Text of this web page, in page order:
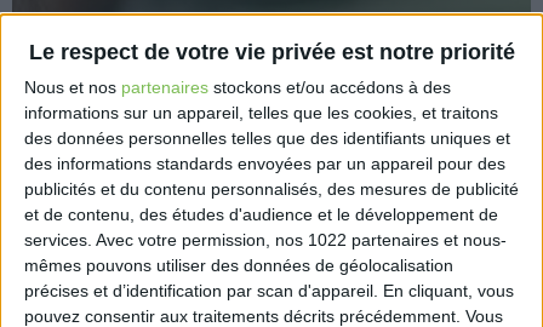
Le respect de votre vie privée est notre priorité
Nous et nos partenaires stockons et/ou accédons à des
informations sur un appareil, telles que les cookies, et traitons
des données personnelles telles que des identifiants uniques et
des informations standards envoyées par un appareil pour des
publicités et du contenu personnalisés, des mesures de publicité
et de contenu, des études d'audience et le développement de
services. Avec votre permission, nos 1022 partenaires et nous-
mêmes pouvons utiliser des données de géolocalisation
précises et d’identification par scan d'appareil. En cliquant, vous
pouvez consentir aux traitements décrits précédemment. Vous
Salarié, fonctionnaire ou libéral, urbaniste ou
paysager… voici le salaire moyen d’un architecte,
selon son statut et sa spécialité s’il en a une.
https://www.capital.fr/votre-carriere/salaire-
combien-gagne-un-architecte-en-2023-1468026